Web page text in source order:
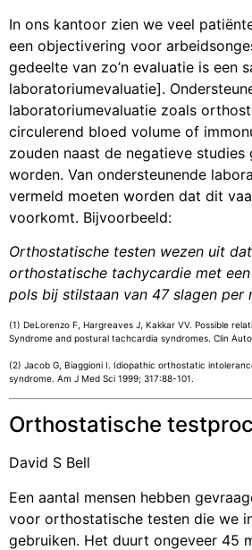
In ons kantoor zien we veel
een objectivering voor
gedeelte van zo’n evaluatie is een
laboratoriumevaluatie].
laboratoriumevaluatie zoals
circulerend bloed volume of
zouden naast de negatieve studies
worden. Van ondersteunende
vermeld moeten worden dat dit
voorkomt. Bijvoorbeeld:
Orthostatische testen wezen uit
orthostatische tachycardie met
pols bij stilstaan van 47 slagen per
(1) DeLorenzo F, Hargreaves J, Kakkar VV. Possible
Syndrome and postural tachcardia syndromes. Clin
(2) Jacob G, Biaggioni I. Idiopathic orthostatic
syndrome. Am J Med Sci 1999; 317:88-101.
Orthostatische
David S Bell
Een aantal mensen hebben
voor orthostatische testen die we
gebruiken. Het duurt ongeveer 45